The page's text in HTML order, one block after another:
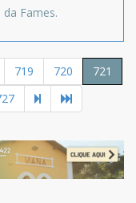
Fames.
719 720
721